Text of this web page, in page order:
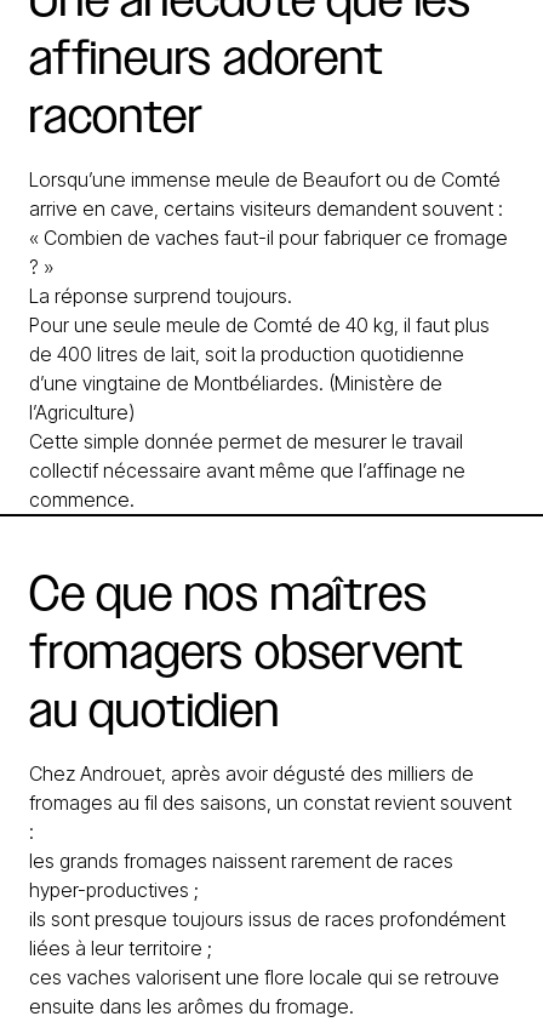
affineurs adorent
raconter
Lorsqu’une immense meule de Beaufort ou de Comté
arrive en cave, certains visiteurs demandent souvent :
« Combien de vaches faut-il pour fabriquer ce fromage
? »
La réponse surprend toujours.
Pour une seule meule de Comté de 40 kg, il faut plus
de 400 litres de lait, soit la production quotidienne
d’une vingtaine de Montbéliardes. (Ministère de
l’Agriculture)
Cette simple donnée permet de mesurer le travail
collectif nécessaire avant même que l’affinage ne
commence.
Ce que nos maîtres
fromagers observent
au quotidien
Chez Androuet, après avoir dégusté des milliers de
fromages au fil des saisons, un constat revient souvent
:
les grands fromages naissent rarement de races
hyper-productives ;
ils sont presque toujours issus de races profondément
liées à leur territoire ;
ces vaches valorisent une flore locale qui se retrouve
ensuite dans les arômes du fromage.